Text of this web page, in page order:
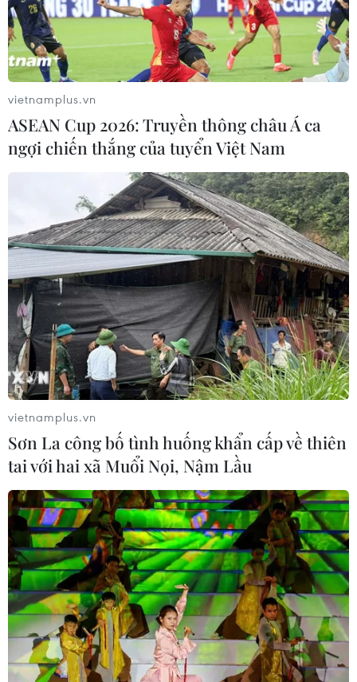
TIN CÙNG CHUYÊN MỤC
EU triển khai mạng vệ tinh riêng,
củng cố chủ quyền số
08/08/2026 04:15
Liên hợp quốc kêu gọi chấm dứt tấn
công dân thường trong xung đột
Nga-Ukraine
07/08/2026 04:29
vietnamplus.vn
ASEAN Cup 2026: Truyền thông châu Á ca
ngợi chiến thắng của tuyển Việt Nam
vietnamplus.vn
Sơn La công bố tình huống khẩn cấp về thiên
tai với hai xã Muổi Nọi, Nậm Lầu